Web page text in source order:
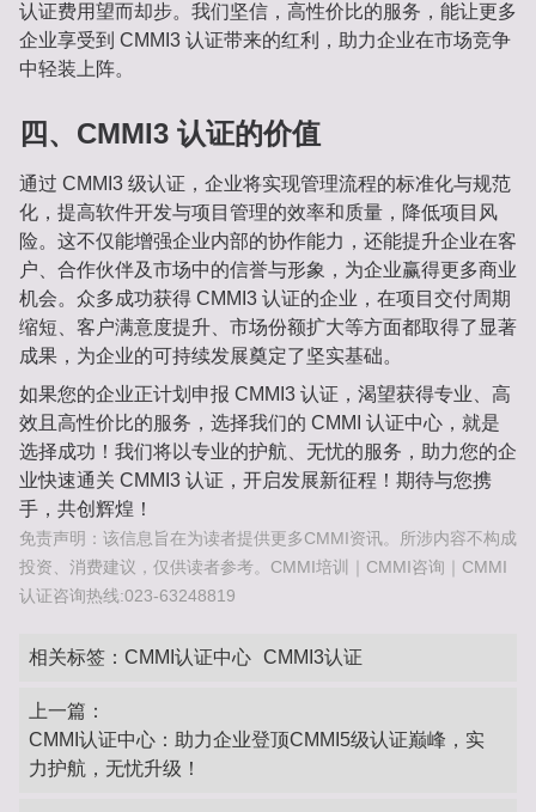
认证费用望而却步。我们坚信，高性价比的服务，能让更多
企业享受到 CMMI3 认证带来的红利，助力企业在市场竞争
中轻装上阵。
四、CMMI3 认证的价值
通过 CMMI3 级认证，企业将实现管理流程的标准化与规范
化，提高软件开发与项目管理的效率和质量，降低项目风
险。这不仅能增强企业内部的协作能力，还能提升企业在客
户、合作伙伴及市场中的信誉与形象，为企业赢得更多商业
机会。众多成功获得 CMMI3 认证的企业，在项目交付周期
缩短、客户满意度提升、市场份额扩大等方面都取得了显著
成果，为企业的可持续发展奠定了坚实基础。
如果您的企业正计划申报 CMMI3 认证，渴望获得专业、高
效且高性价比的服务，选择我们的 CMMI 认证中心，就是
选择成功！我们将以专业的护航、无忧的服务，助力您的企
业快速通关 CMMI3 认证，开启发展新征程！期待与您携
手，共创辉煌！
免责声明：该信息旨在为读者提供更多CMMI资讯。所涉内容不构成
投资、消费建议，仅供读者参考。CMMI培训｜CMMI咨询｜CMMI
认证咨询热线:023-63248819
相关标签： CMMI认证中心 CMMI3认证
上一篇：
CMMI认证中心：助力企业登顶CMMI5级认证巅峰，实
力护航，无忧升级！